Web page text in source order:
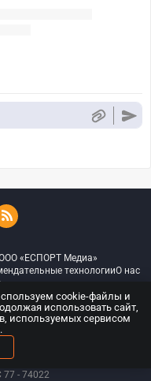
ООО «ЕСПОРТ Медиа»
технологииО нас
права защищены
средств массовой
- 74022
cookie-файлы и
использовать сайт,
используемых сервисом
.